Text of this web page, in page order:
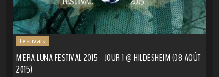
Festivals
M'ERA LUNA FESTIVAL 2015 - JOUR 1 @ HILDESHEIM (08 AOÛT
2015)